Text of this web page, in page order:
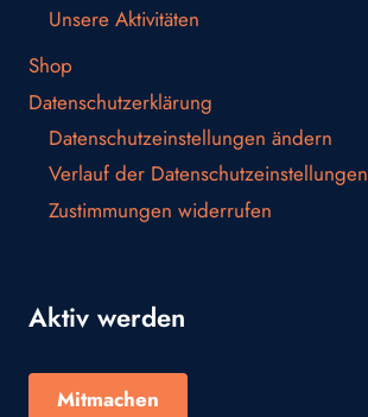
Unsere Aktivitäten
Shop
Datenschutzerklärung
Datenschutzeinstellungen ändern
Verlauf der Datenschutzeinstellungen
Zustimmungen widerrufen
Aktiv werden
Mitmachen